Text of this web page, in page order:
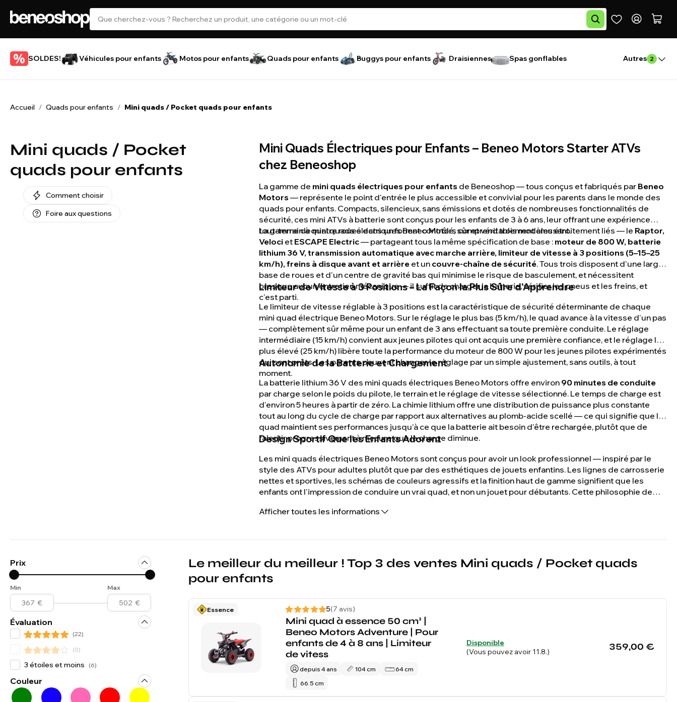
SOLDES! Véhicules pour enfants Motos pour enfants Quads pour enfants Buggys pour enfants Draisiennes Spas gonflables Autres 2
Accueil / Quads pour enfants / Mini quads / Pocket quads pour enfants
Mini quads / Pocket
quads pour enfants
Comment choisir
Foire aux questions
Mini Quads Électriques pour Enfants – Beneo Motors Starter ATVs
chez Beneoshop
La gamme de mini quads électriques pour enfants de Beneoshop — tous conçus et fabriqués par Beneo
Motors— représente le point d'entrée le plus accessible et convivial pour les parents dans le monde des
quads pour enfants. Compacts, silencieux, sans émissions et dotés de nombreuses fonctionnalités de
sécurité, ces mini ATVs à batterie sont conçus pour les enfants de 3 à 6 ans, leur offrant une expérience
tout-terrain à quatre roues dans un format contrôlé, sûr et véritablement amusant.
La gamme de mini quads électriques Beneo Motors comprend trois modèles étroitement liés — le Raptor,
Veloci et ESCAPE Electric— partageant tous la même spécification de base : moteur de 800 W, batterie
lithium 36 V, transmission automatique avec marche arrière, limiteur de vitesse à 3 positions (5–15–25
km/h), freins à disque avant et arrière et un couvre-chaîne de sécurité. Tous trois disposent d'une large
base de roues et d'un centre de gravité bas qui minimise le risque de basculement, et nécessitent
presque aucun entretien mécanique — il suffit de charger la batterie, vérifier les pneus et les freins, et
c'est parti.
Limiteur de Vitesse à 3 Positions – La Façon la Plus Sûre d'Apprendre
Le limiteur de vitesse réglable à 3 positions est la caractéristique de sécurité déterminante de chaque
mini quad électrique Beneo Motors. Sur le réglage le plus bas (5 km/h), le quad avance à la vitesse d'un pas
— complètement sûr même pour un enfant de 3 ans effectuant sa toute première conduite. Le réglage
intermédiaire (15 km/h) convient aux jeunes pilotes qui ont acquis une première confiance, et le réglage le
plus élevé (25 km/h) libère toute la performance du moteur de 800 W pour les jeunes pilotes expérimentés
qui sont prêts. Les parents peuvent changer le réglage par un simple ajustement, sans outils, à tout
moment.
Autonomie de la Batterie et Chargement
La batterie lithium 36 V des mini quads électriques Beneo Motors offre environ 90 minutes de conduite
par charge selon le poids du pilote, le terrain et le réglage de vitesse sélectionné. Le temps de charge est
d'environ 5 heures à partir de zéro. La chimie lithium offre une distribution de puissance plus constante
tout au long du cycle de charge par rapport aux alternatives au plomb-acide scellé — ce qui signifie que le
quad maintient ses performances jusqu'à ce que la batterie ait besoin d'être rechargée, plutôt que de
ralentir progressivement à mesure que la charge diminue.
Design Sportif Que les Enfants Adorent
Les mini quads électriques Beneo Motors sont conçus pour avoir un look professionnel — inspiré par le
style des ATVs pour adultes plutôt que par des esthétiques de jouets enfantins. Les lignes de carrosserie
nettes et sportives, les schémas de couleurs agressifs et la finition haut de gamme signifient que les
enfants ont l'impression de conduire un vrai quad, et non un jouet pour débutants. Cette philosophie de
électriques pour enfants les mieux notés sur Beneoshop.
Afficher toutes les informations
Prix
Min Max
Évaluation
(22)
(0)
3 étoiles et moins (6)
Couleur
Le meilleur du meilleur ! Top 3 des ventes Mini quads / Pocket quads
pour enfants
Essence 5(7 avis)
Mini quad à essence 50 cm³ |
Beneo Motors Adventure | Pour
enfants de 4 à 8 ans | Limiteur
de vitess
depuis 4 ans 104 cm
64 cm
66.5 cm
359,00 €
Disponible
(Vous pouvez avoir 11.8.)